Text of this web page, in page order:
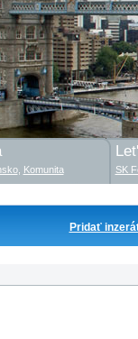
Pridať
, Komunita SK